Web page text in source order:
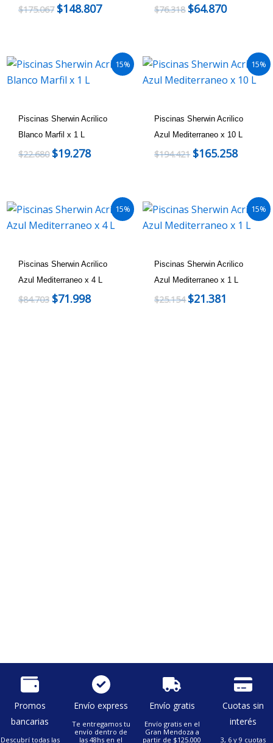
$175.067 $148.807 $76.318 $64.870
15%
Piscinas Sherwin Acrilico
Blanco Marfil x 1 L
$22.680 $19.278
15%
Piscinas Sherwin Acrilico
Azul Mediterraneo x 10 L
$194.421 $165.258
15%
Piscinas Sherwin Acrilico
Azul Mediterraneo x 4 L
$84.703 $71.998
15%
Piscinas Sherwin Acrilico
Azul Mediterraneo x 1 L
$25.154 $21.381
Promos
bancarias
Descubrí todas las
Envío express
Te entregamos tu
envío dentro de
las 48hs en el
Envío gratis
Envío gratis en el
Gran Mendoza a
partir de $125.000
Cuotas sin
interés
3, 6 y 9 cuotas